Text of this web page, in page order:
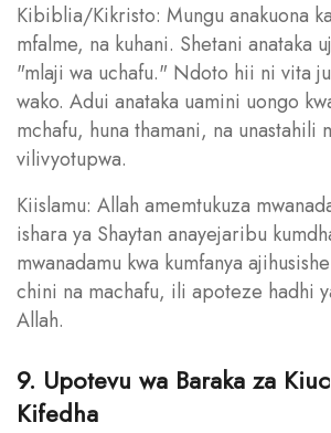
Kibiblia/Kikristo: Mungu anakuona
mfalme, na kuhani. Shetani anataka
"mlaji wa uchafu." Ndoto hii ni vita
wako. Adui anataka uamini uongo
mchafu, huna thamani, na unastahili
vilivyotupwa.
Kiislamu: Allah amemtukuza
ishara ya Shaytan anayejaribu
mwanadamu kwa kumfanya
chini na machafu, ili apoteze hadhi
Allah.
9. Upotevu wa Baraka za
Kifedha